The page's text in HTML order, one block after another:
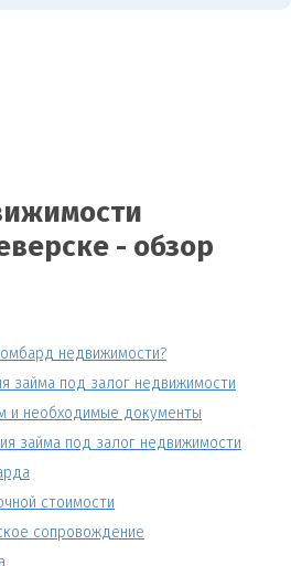
- обзор
недвижимости?
займа под залог недвижимости
и необходимые документы
займа под залог недвижимости
стоимости
сопровождение